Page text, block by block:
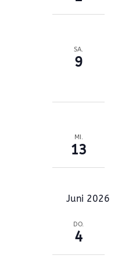
SA.
9
MI.
13
Juni 2026
DO.
4